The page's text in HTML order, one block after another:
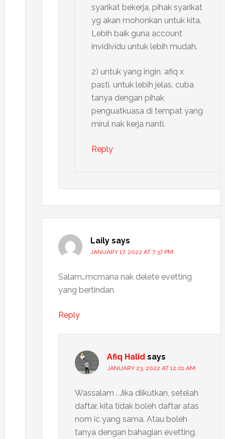
syarikat bekerja, pihak syarikat
yg akan mohonkan untuk kita.
Lebih baik guna account
invidividu untuk lebih mudah.
2) untuk yang ingin, afiq x
pasti. untuk lebih jelas. cuba
tanya dengan pihak
penguatkuasa di tempat yang
mirul nak kerja nanti.
Reply
Laily says
JANUARY 17, 2022 AT 7:37 PM
Salam…mcmana nak delete evetting
yang bertindan
Reply
Afiq Halid says
JANUARY 23, 2022 AT 12:01 AM
Wassalam . Jika diikutkan, setelah
daftar, kita tidak boleh daftar atas
nom ic yang sama. Atau boleh
tanya dengan bahagian evetting.